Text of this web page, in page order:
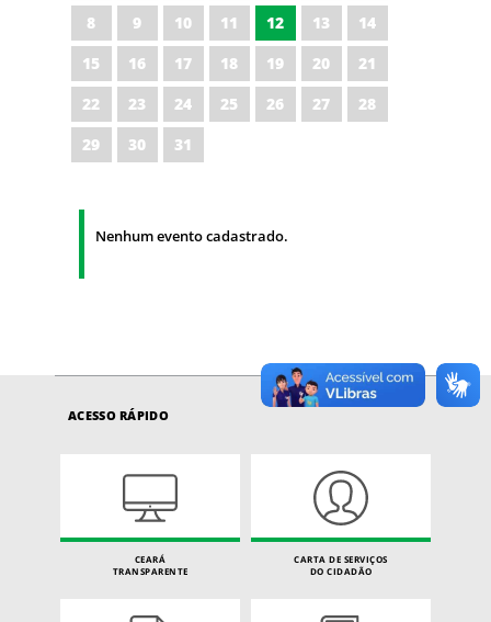
8
9 10 11 12 13
14
15
16 17 18 19 20
21
22
23 24 25 26 27
28
29
30 31
Nenhum evento cadastrado.
ACESSO RÁPIDO
CEARÁ
TRANSPARENTE
CARTA DE SERVIÇOS
DO CIDADÃO